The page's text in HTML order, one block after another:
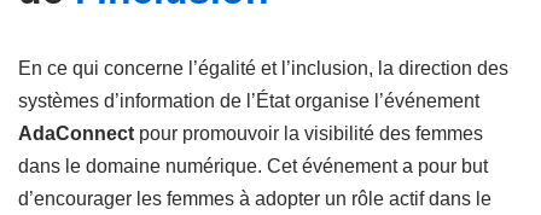
En ce qui concerne l’égalité et l’inclusion, la direction des
systèmes d’information de l’État organise l’événement
AdaConnect pour promouvoir la visibilité des femmes
dans le domaine numérique. Cet événement a pour but
d’encourager les femmes à adopter un rôle actif dans le